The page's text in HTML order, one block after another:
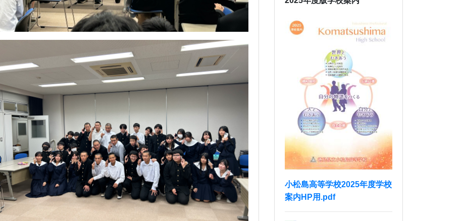
小松島高等学校2025年度学校
案内HP用.pdf